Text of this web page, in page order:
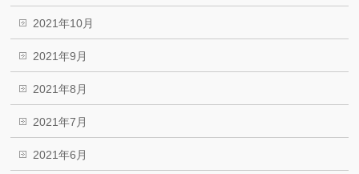
2021年10月
2021年9月
2021年8月
2021年7月
2021年6月